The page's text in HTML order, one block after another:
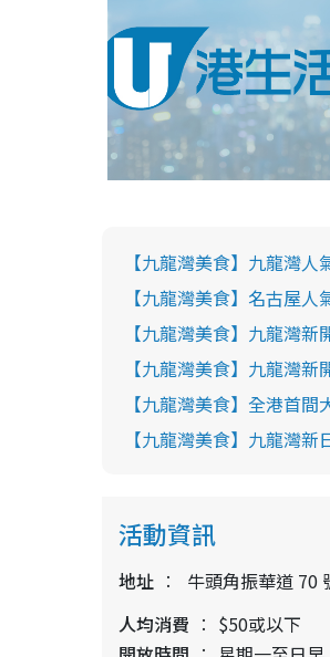
【九龍灣美食】九龍灣
【九龍灣美食】名古屋
【九龍灣美食】九龍灣
【九龍灣美食】九龍灣
【九龍灣美食】全港首
【九龍灣美食】九龍灣
活動資訊
地址 牛頭角振華道 70
人均消費
$50或以下